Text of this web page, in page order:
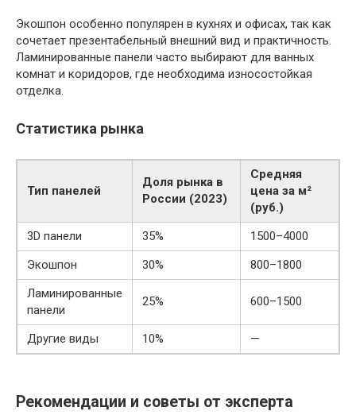
Экошпон особенно популярен в кухнях и офисах, так как
сочетает презентабельный внешний вид и практичность.
Ламинированные панели часто выбирают для ванных
комнат и коридоров, где необходима износостойкая
отделка.
Статистика рынка
Тип панелей
Доля рынка в
России (2023)
Средняя
цена за м²
(руб.)
3D панели
35%
1500–4000
Экошпон
30%
800–1800
Ламинированные
панели
25% 600–1500
Другие виды 10% —
Рекомендации и советы от эксперта